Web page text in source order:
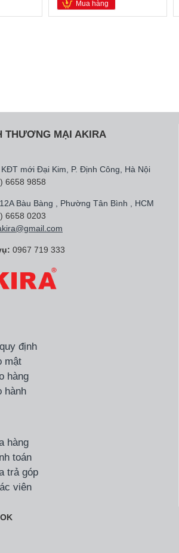
Mua hàng
THƯƠNG MẠI AKIRA
mới Đại Kim, P. Định Công, Hà Nội
6658 9858
Bàu Bàng , Phường Tân Bình , HCM
6658 0203
0967 719 333
định
mật
hàng
hành
hàng
toán
trả góp
viên